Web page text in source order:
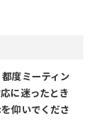
度ミーティン
に迷ったとき
仰いでくださ